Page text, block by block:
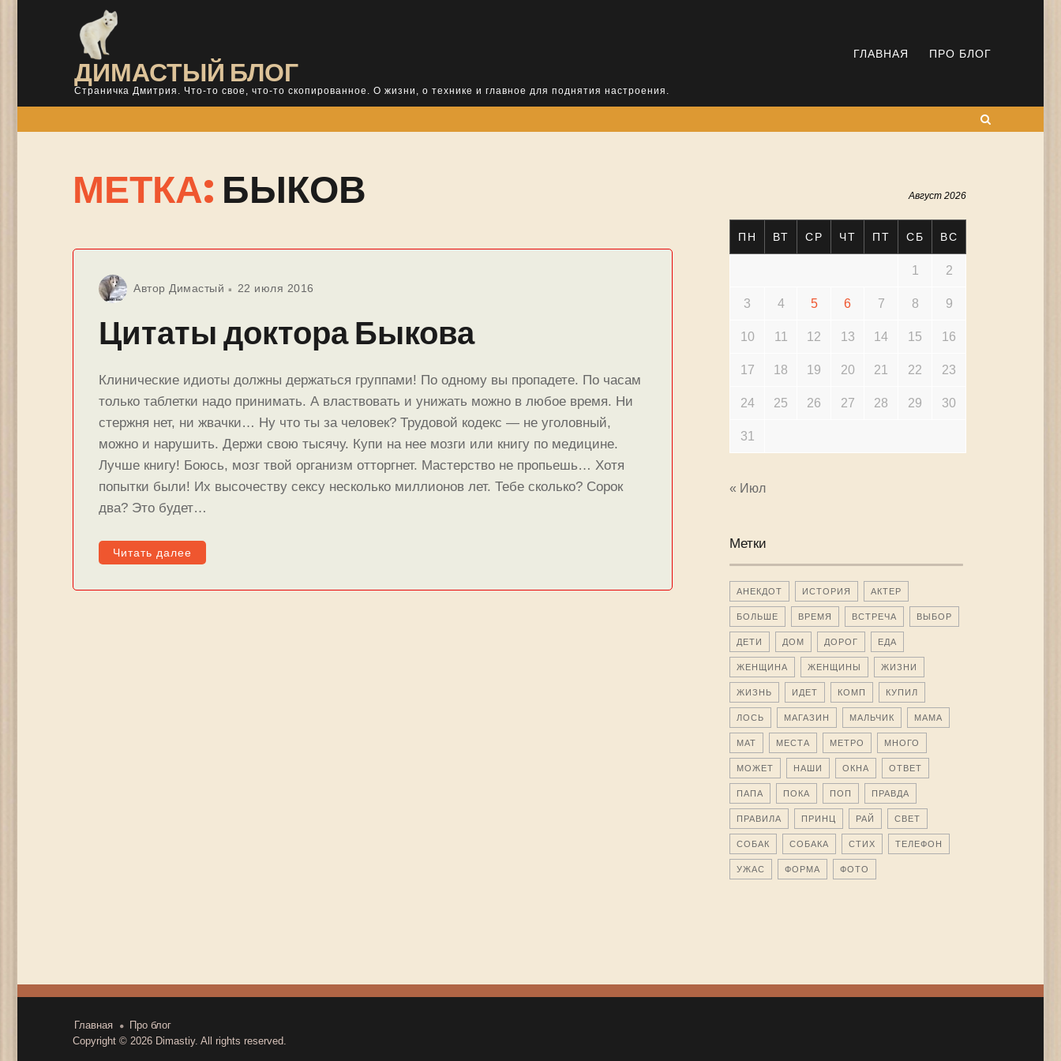
ДИМАСТЫЙ БЛОГ
Страничка Дмитрия. Что-то свое, что-то скопированное. О жизни, о технике и главное для поднятия настроения.
ГЛАВНАЯ ПРО БЛОГ
МЕТКА: БЫКОВ
Автор Димастый 22 июля 2016
Цитаты доктора Быкова
Клинические идиоты должны держаться группами! По одному вы пропадете. По часам
только таблетки надо принимать. А властвовать и унижать можно в любое время. Ни
стержня нет, ни жвачки… Ну что ты за человек? Трудовой кодекс — не уголовный,
можно и нарушить. Держи свою тысячу. Купи на нее мозги или книгу по медицине.
Лучше книгу! Боюсь, мозг твой организм отторгнет. Мастерство не пропьешь… Хотя
попытки были! Их высочеству сексу несколько миллионов лет. Тебе сколько? Сорок
два? Это будет…
Читать далее
Август 2026
ПН ВТ СР ЧТ ПТ СБ ВС
1 2
3 4 5 6 7 8 9
10 11 12 13 14 15 16
17 18 19 20 21 22 23
24 25 26 27 28 29 30
31
« Июл
Метки
АНЕКДОТ ИСТОРИЯ АКТЕР
БОЛЬШЕ ВРЕМЯ ВСТРЕЧА ВЫБОР
ДЕТИ ДОМ ДОРОГ ЕДА
ЖЕНЩИНА ЖЕНЩИНЫ ЖИЗНИ
ЖИЗНЬ ИДЕТ КОМП КУПИЛ
ЛОСЬ МАГАЗИН МАЛЬЧИК МАМА
МАТ МЕСТА МЕТРО МНОГО
МОЖЕТ НАШИ ОКНА ОТВЕТ
ПАПА ПОКА ПОП ПРАВДА
ПРАВИЛА ПРИНЦ РАЙ СВЕТ
СОБАК СОБАКА СТИХ ТЕЛЕФОН
УЖАС ФОРМА ФОТО
Главная
Про блог
Copyright © 2026 Dimastiy. All rights reserved.